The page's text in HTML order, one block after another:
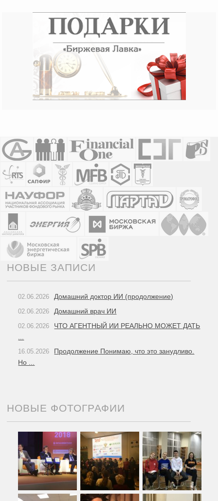
НОВЫЕ ЗАПИСИ
02.06.2026 Домашний доктор ИИ (продолжение)
02.06.2026 Домашний врач ИИ
02.06.2026
ЧТО АГЕНТНЫЙ ИИ РЕАЛЬНО МОЖЕТ ДАТЬ
16.05.2026
Продолжение Понимаю, что это занудливо.
Но ...
НОВЫЕ ФОТОГРАФИИ